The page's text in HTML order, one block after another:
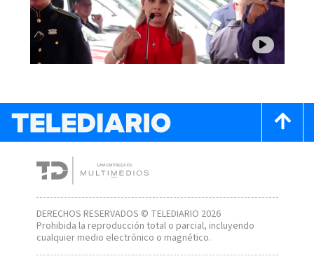
DERECHOS RESERVADOS © TELEDIARIO 2026
Prohibida la reproducción total o parcial, incluyendo
cualquier medio electrónico o magnético.